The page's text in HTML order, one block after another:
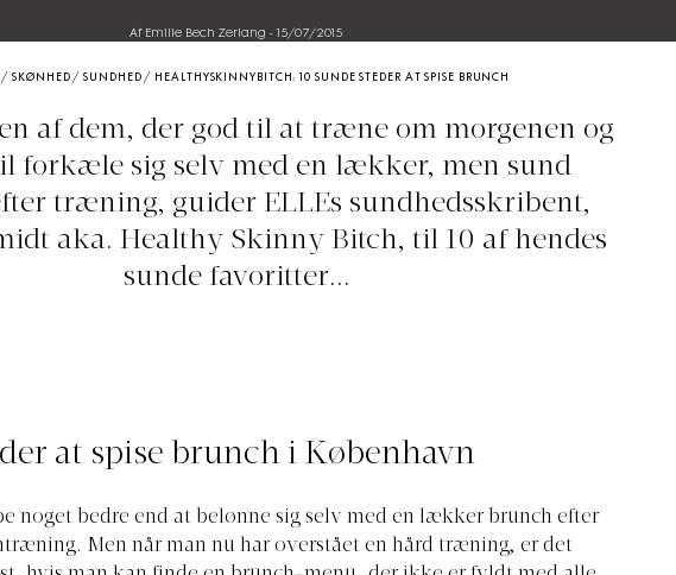
Af Emilie Bech Zerlang - 15/07/2015
/SKØNHED /SUNDHED / HEALTHYSKINNYBITCH: 10 SUNDE STEDER AT SPISE BRUNCH
af dem, der god til at træne om morgenen og
forkæle sig selv med en lækker, men sund
træning, guider ELLEs sundhedsskribent,
aka. Healthy Skinny Bitch, til 10 af hendes
sunde favoritter...
at spise brunch i København
noget bedre end at belønne sig selv med en lækker brunch efter
Men når man nu har overstået en hård træning, er det